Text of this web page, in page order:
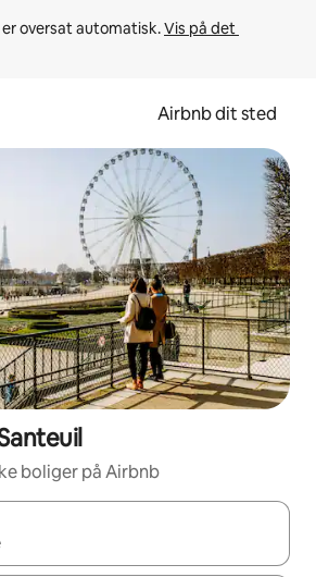
oversat automatisk. Vis på det
Airbnb dit sted
boliger på Airbnb
tilgængelige, skal du navigere med